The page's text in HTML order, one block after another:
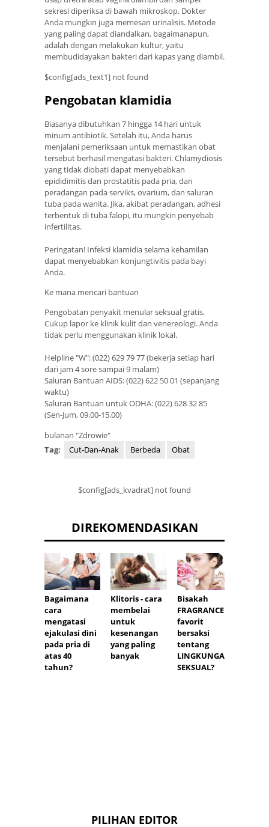
sekresi diperiksa di bawah mikroskop. Dokter
Anda mungkin juga memesan urinalisis. Metode
yang paling dapat diandalkan, bagaimanapun,
adalah dengan melakukan kultur, yaitu
membudidayakan bakteri dari kapas yang diambil.
$config[ads_text1] not found
Pengobatan klamidia
Biasanya dibutuhkan 7 hingga 14 hari untuk
minum antibiotik. Setelah itu, Anda harus
menjalani pemeriksaan untuk memastikan obat
tersebut berhasil mengatasi bakteri. Chlamydiosis
yang tidak diobati dapat menyebabkan
epididimitis dan prostatitis pada pria, dan
peradangan pada serviks, ovarium, dan saluran
tuba pada wanita. Jika, akibat peradangan, adhesi
terbentuk di tuba falopi, itu mungkin penyebab
infertilitas.
Peringatan! Infeksi klamidia selama kehamilan
dapat menyebabkan konjungtivitis pada bayi
Anda.
Ke mana mencari bantuan
Pengobatan penyakit menular seksual gratis.
Cukup lapor ke klinik kulit dan venereologi. Anda
tidak perlu menggunakan klinik lokal.
Helpline "W": (022) 629 79 77 (bekerja setiap hari
dari jam 4 sore sampai 9 malam)
Saluran Bantuan AIDS: (022) 622 50 01 (sepanjang
waktu)
Saluran Bantuan untuk ODHA: (022) 628 32 85
(Sen-Jum, 09.00-15.00)
bulanan "Zdrowie"
Tag:
Cut-Dan-Anak Berbeda Obat
$config[ads_kvadrat] not found
DIREKOMENDASIKAN
Bagaimana
cara
mengatasi
ejakulasi dini
pada pria di
atas 40
tahun?
Klitoris - cara
membelai
untuk
kesenangan
yang paling
banyak
Bisakah
FRAGRANCE
favorit
bersaksi
tentang
LINGKUNGAN
SEKSUAL?
PILIHAN EDITOR